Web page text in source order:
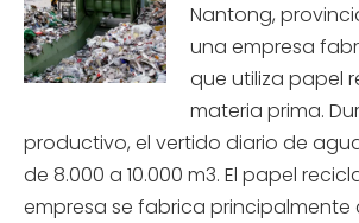
Nantong,
una empresa
que utiliza papel
materia prima.
productivo, el vertido diario de
de 8.000 a 10.000 m3. El papel
empresa se fabrica principalmente